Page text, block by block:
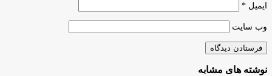
ایمیل *
وب‌ سایت
نوشته های مشابه